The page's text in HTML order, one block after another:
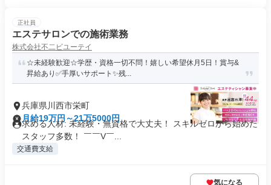
正社員
エステサロンでの施術業務
株式会社不二ビユーテイ
☆未経験歓迎☆学歴・資格一切不問！嬉しい希望休月5日！賞与&
昇給あり✅手厚いサポート✨️残...
兵庫県川西市栄町
月給19万円～21万5000円
求める人材: 未経験・無資格で大丈夫！ スキルゼロから始めた
スタッフ多数！ ￣￣V￣...
交通費支給
気になる